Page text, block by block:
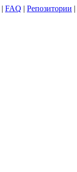
| FAQ | Репозитории |